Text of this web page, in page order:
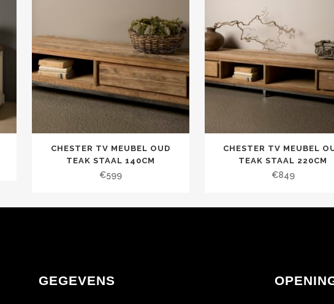
CHESTER TV MEUBEL OUD
TEAK STAAL 140CM
€599
CHESTER TV MEUBEL
TEAK STAAL 220CM
€849
GEGEVENS